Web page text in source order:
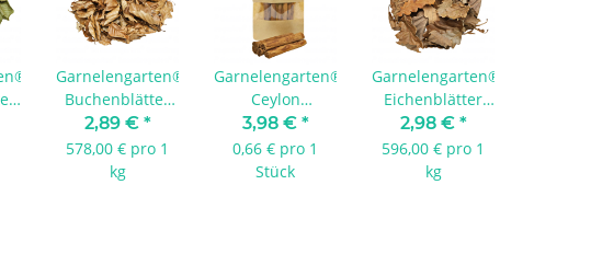
Garnelengarten®
Buchenblätter
braun 5 g
2,89 € *
578,00 € pro 1
kg
Garnelengarten®
Ceylon
Zimtstangen - 5
Stück
3,98 € *
0,66 € pro 1
Stück
Garnelengarten®
Eichenblätter
braun 5 g
2,98 € *
596,00 € pro 1
kg